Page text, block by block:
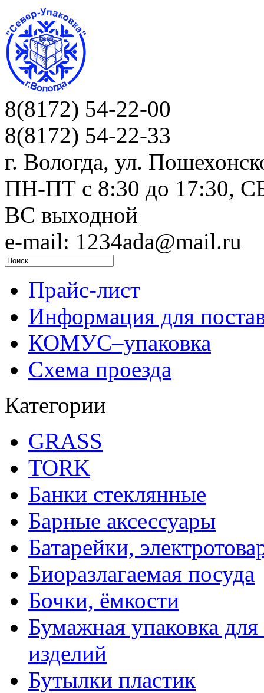
8(8172) 54-22-00
8(8172) 54-22-33
г. Вологда, ул.
ПН-ПТ c 8:30 до 17:30,
ВС выходной
e-mail: 1234ada@mail.ru
Прайс-лист
Информация для
КОМУС–упаковка
Схема проезда
Категории
GRASS
TORK
Банки стеклянные
Барные аксессуары
Батарейки,
Биоразлагаемая посуда
Бочки, ёмкости
Бумажная упаковка
изделий
Бутылки пластик